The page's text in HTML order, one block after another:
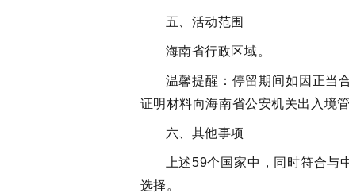
五、活动范围
海南省行政区域。
温馨提醒：停留期间如因正当
证明材料向海南省公安机关出入境
六、其他事项
上述59个国家中，同时符合
选择。